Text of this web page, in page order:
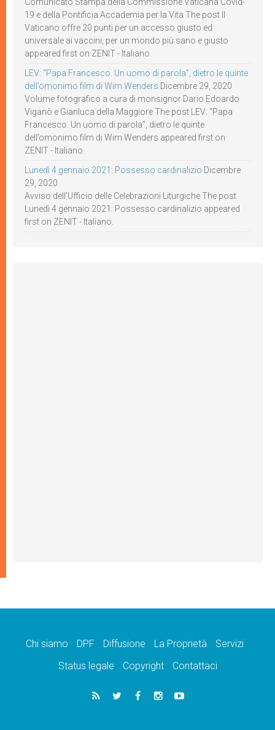
19 e della Pontificia Accademia per la Vita The post Il
Vaticano offre 20 punti per un accesso giusto ed
universale ai vaccini, per un mondo più sano e giusto
appeared first on ZENIT - Italiano.
LEV: “Papa Francesco. Un uomo di parola”, dietro le quinte
dell’omonimo film di Wim Wenders Dicembre 29, 2020
Volume fotografico a cura di monsignor Dario Edoardo
Viganò e Gianluca della Maggiore The post LEV: “Papa
Francesco. Un uomo di parola”, dietro le quinte
dell’omonimo film di Wim Wenders appeared first on
ZENIT - Italiano.
Lunedì 4 gennaio 2021: Possesso cardinalizio Dicembre
29, 2020
Avviso dell’Ufficio delle Celebrazioni Liturgiche The post
Lunedì 4 gennaio 2021: Possesso cardinalizio appeared
first on ZENIT - Italiano.
Chi siamo DPF Diffusione La Proprietà
Servizi
Status legale
Copyright Contattaci